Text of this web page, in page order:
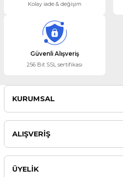
Kolay iade & değişim
Güvenli Alışveriş
256 Bit SSL sertifikası
KURUMSAL
ALIŞVERİŞ
ÜYELİK